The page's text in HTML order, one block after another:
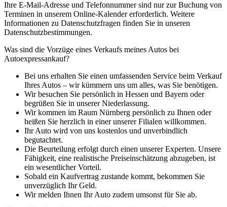
Ihre E-Mail-Adresse und Telefonnummer sind nur zur Buchung von
Terminen in unserem Online-Kalender erforderlich. Weitere
Informationen zu Datenschutzfragen finden Sie in unseren
Datenschutzbestimmungen.
Was sind die Vorzüge eines Verkaufs meines Autos bei
Autoexpressankauf?
Bei uns erhalten Sie einen umfassenden Service beim Verkauf
Ihres Autos – wir kümmern uns um alles, was Sie benötigen.
Wir besuchen Sie persönlich in Hessen und Bayern oder
begrüßen Sie in unserer Niederlassung.
Wir kommen im Raum Nürnberg persönlich zu Ihnen oder
heißen Sie herzlich in einer unserer Filialen willkommen.
Ihr Auto wird von uns kostenlos und unverbindlich
begutachtet.
Die Beurteilung erfolgt durch einen unserer Experten. Unsere
Fähigkeit, eine realistische Preiseinschätzung abzugeben, ist
ein wesentlicher Vorteil.
Sobald ein Kaufvertrag zustande kommt, bekommen Sie
unverzüglich Ihr Geld.
Wir melden Ihnen Ihr Auto zudem umsonst für Sie ab.